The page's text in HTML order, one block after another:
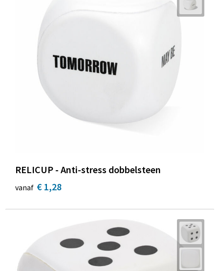
RELICUP - Anti-stress dobbelsteen
vanaf € 1,28